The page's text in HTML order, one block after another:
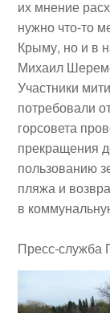
их мнение
нужно что-то
Крыму, но и в
Михаил
Участники
потребовали
горсовета
прекращения
пользованию
пляжа и
в
Пресс-служба